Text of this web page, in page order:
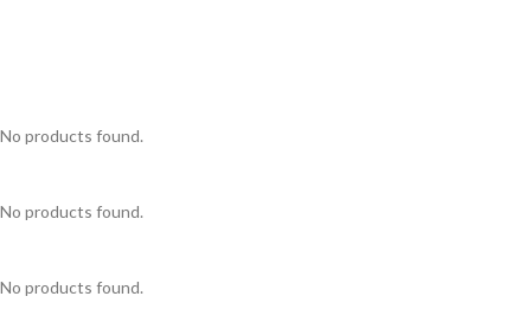
No products found.
No products found.
No products found.